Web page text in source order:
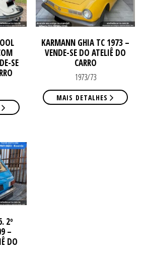
SE
KARMANN GHIA TC 1973 –
VENDE-SE DO ATELIÊ DO
CARRO
1973/73
MAIS DETALHES
2º
–
DO